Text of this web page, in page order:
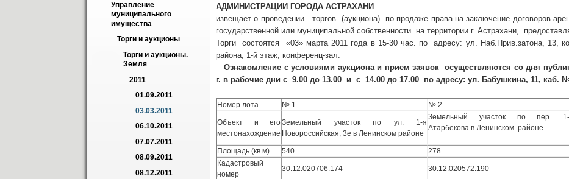
Управление
муниципального
имущества
Торги и аукционы
Торги и аукционы.
Земля
2011
01.09.2011
03.03.2011
06.10.2011
07.07.2011
08.09.2011
08.12.2011
АДМИНИСТРАЦИИ ГОРОДА АСТРАХАНИ
извещает о проведении торгов (аукциона) по продаже права на заключение договоров
государственной или муниципальной собственности на территории г. Астрахани,
Торги состоятся «03» марта 2011 года в 15-30 час. по адресу: ул. Наб.Прив.затона, 13,
района, 1-й этаж, конференц-зал.
Ознакомление с условиями аукциона и прием заявок осуществляются со дня
г. в рабочие дни с 9.00 до 13.00 и с 14.00 до 17.00 по адресу: ул. Бабушкина, 11, каб.
Номер лота № 1 № 2
Объект и его
местонахождение
Земельный участок по ул. 1-я
Новороссийская, 3е в Ленинском районе
Земельный участок по пер. 1-
Атарбекова в Ленинском районе
Площадь (кв.м) 540 278
Кадастровый
номер
30:12:020706:174 30:12:020572:190